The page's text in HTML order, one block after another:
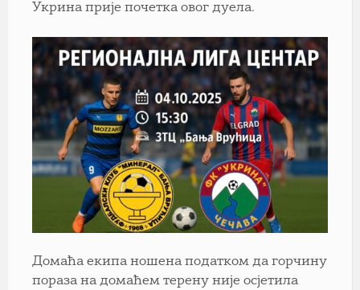
Укрина прије почетка овог дуела.
Домаћа екипа ношена податком да горчину
пораза на домаћем терену није осјетила